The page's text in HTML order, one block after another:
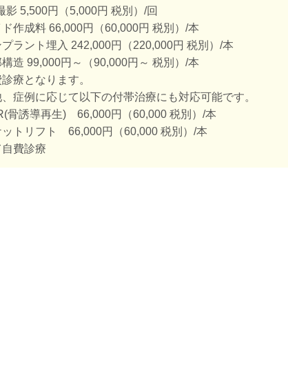
影 5,500円（5,000円 税別）/回
ド作成料 66,000円（60,000円 税別）/本
プラント埋入 242,000円（220,000円 税別）/本
構造 99,000円～（90,000円～ 税別）/本
療となります。
症例に応じて以下の付帯治療にも対応可能です。
骨誘導再生) 66,000円（60,000 税別）/本
ットリフト 66,000円（60,000 税別）/本
費診療